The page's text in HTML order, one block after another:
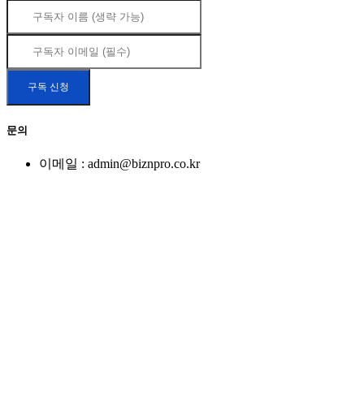
문의
이메일 : admin@biznpro.co.kr